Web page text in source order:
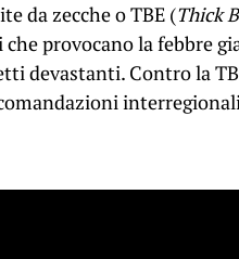
da zecche o TBE (Thick
provocano la febbre
devastanti. Contro la